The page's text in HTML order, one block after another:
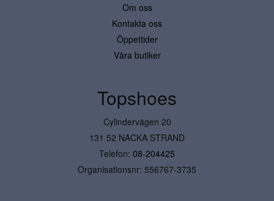
Om oss
Kontakta oss
Öppettider
Våra butiker
Topshoes
Cylindervägen 20
131 52 NACKA STRAND
Telefon: 08-204425
Organisationsnr: 556767-3735